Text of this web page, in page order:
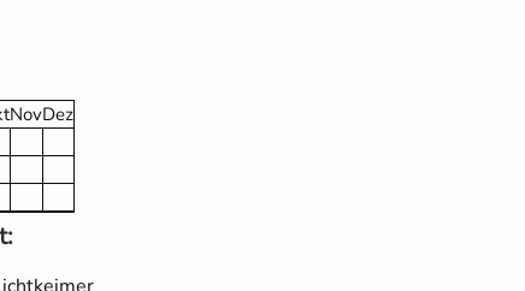
NovDez